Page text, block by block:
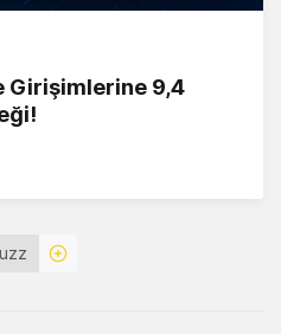
Girişimlerine 9,4